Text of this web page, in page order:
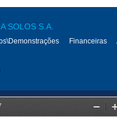
SOLOS S.A.
Financeiras